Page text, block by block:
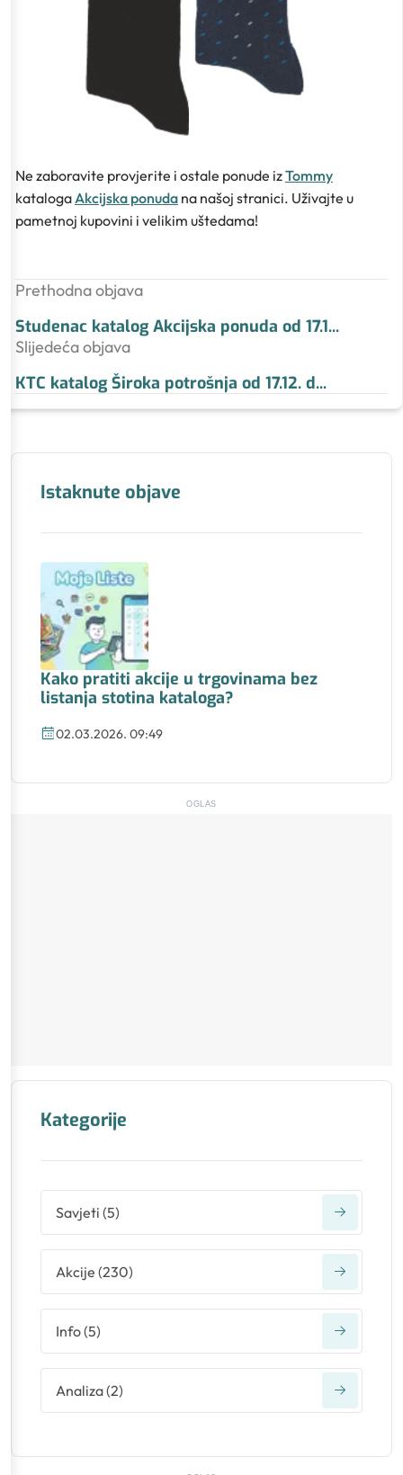
Ne zaboravite provjerite i ostale ponude izTommy
katalogaAkcijska ponuda na našoj stranici. Uživajte u
pametnoj kupovini i velikim uštedama!
Prethodna objava
Studenac katalog Akcijska ponuda od 17.1...
Slijedeća objava
KTC katalog Široka potrošnja od 17.12. d...
Istaknute objave
Kako pratiti akcije u trgovinama bez
listanja stotina kataloga?
02.03.2026. 09:49
OGLAS
Kategorije
Savjeti (5)
Akcije (230)
Info(5)
Analiza(2)